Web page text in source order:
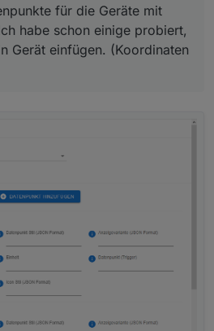
? Ich habe schon einige probiert,
kein Gerät einfügen. (Koordinaten
für die Geräte mit
habe schon einige probiert,
Gerät einfügen. (Koordinaten